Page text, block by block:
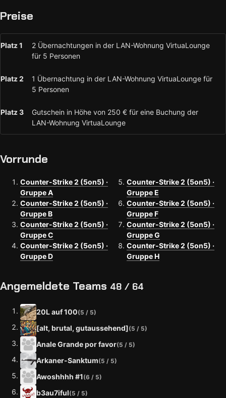
Preise
Platz 1
2 Übernachtungen in der LAN-Wohnung VirtuaLounge
für 5 Personen
Platz 2
1 Übernachtung in der LAN-Wohnung VirtuaLounge für
5 Personen
Platz 3
Gutschein in Höhe von 250 € für eine Buchung der
LAN-Wohnung VirtuaLounge
Vorrunde
Counter-Strike 2 (5on5) ·
Gruppe A
Counter-Strike 2 (5on5) ·
Gruppe B
Counter-Strike 2 (5on5) ·
Gruppe C
Counter-Strike 2 (5on5) ·
Gruppe D
Counter-Strike 2 (5on5) ·
Gruppe E
Counter-Strike 2 (5on5) ·
Gruppe F
Counter-Strike 2 (5on5) ·
Gruppe G
Counter-Strike 2 (5on5) ·
Gruppe H
Angemeldete Teams 48 / 64
20L auf 100(5 / 5)
[alt, brutal, gutaussehend](5 / 5)
Anale Grande por favor(5 / 5)
Arkaner-Sanktum(5 / 5)
Awoshhhh #1(6 / 5)
b3au7iful(5 / 5)